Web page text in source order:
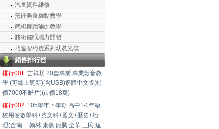
汽車資料維修
烹飪美食糕點教學
武術舞蹈瑜伽教學
賭術催眠腦力開發
巧連智巧虎系列幼教光碟
銷售排行榜
排行001 吉祥坊 20套專業 專業影音教
學 (可線上更新)(含USB)繁體中文版(特
價7000不贈片)(市價18萬)
排行002 105學年下學期 高中1-3年級
校用卷數學科+英文科+國文+歷史+地
理(含南一.翰林.康熹.龍騰.全華.三民.遠